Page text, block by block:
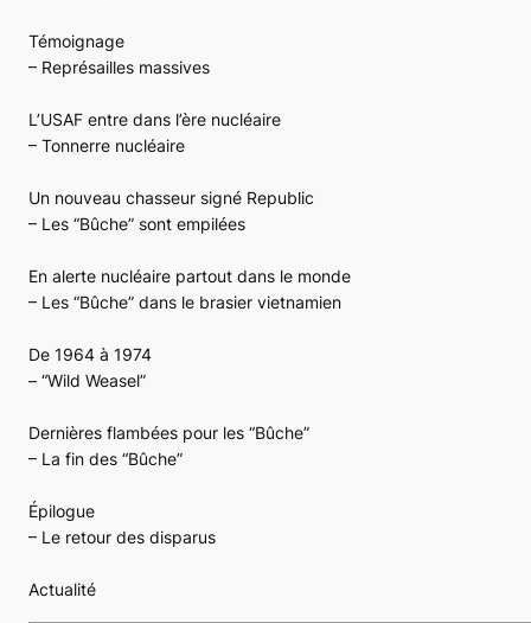
Témoignage
– Représailles massives
L’USAF entre dans l’ère nucléaire
– Tonnerre nucléaire
Un nouveau chasseur signé Republic
– Les “Bûche” sont empilées
En alerte nucléaire partout dans le monde
– Les “Bûche” dans le brasier vietnamien
De 1964 à 1974
– “Wild Weasel”
Dernières flambées pour les “Bûche”
– La fin des “Bûche”
Épilogue
– Le retour des disparus
Actualité